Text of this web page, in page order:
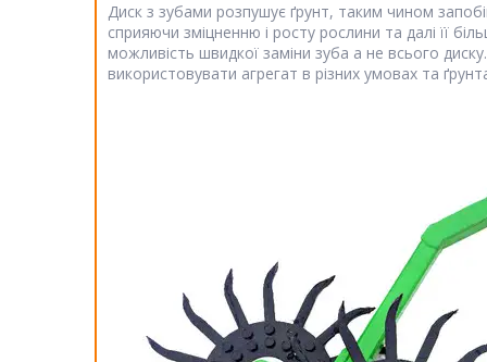
Диск з зубами розпушує ґрунт, таким чином
сприяючи зміцненню і росту рослини та далі її
можливість швидкої заміни зуба а не всього
використовувати агрегат в різних умовах та